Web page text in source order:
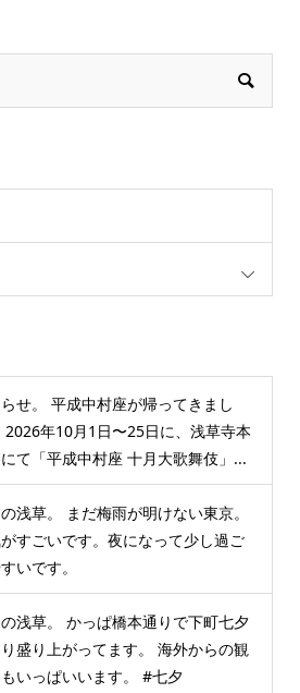
せ。 平成中村座が帰ってきまし
2026年10月1日〜25日に、浅草寺本
て「平成中村座 十月大歌舞伎」...
浅草。 まだ梅雨が明けない東京。
すごいです。夜になって少し過ご
いです。
浅草。 かっぱ橋本通りで下町七夕
盛り上がってます。 海外からの観
いっぱいいます。 #七夕